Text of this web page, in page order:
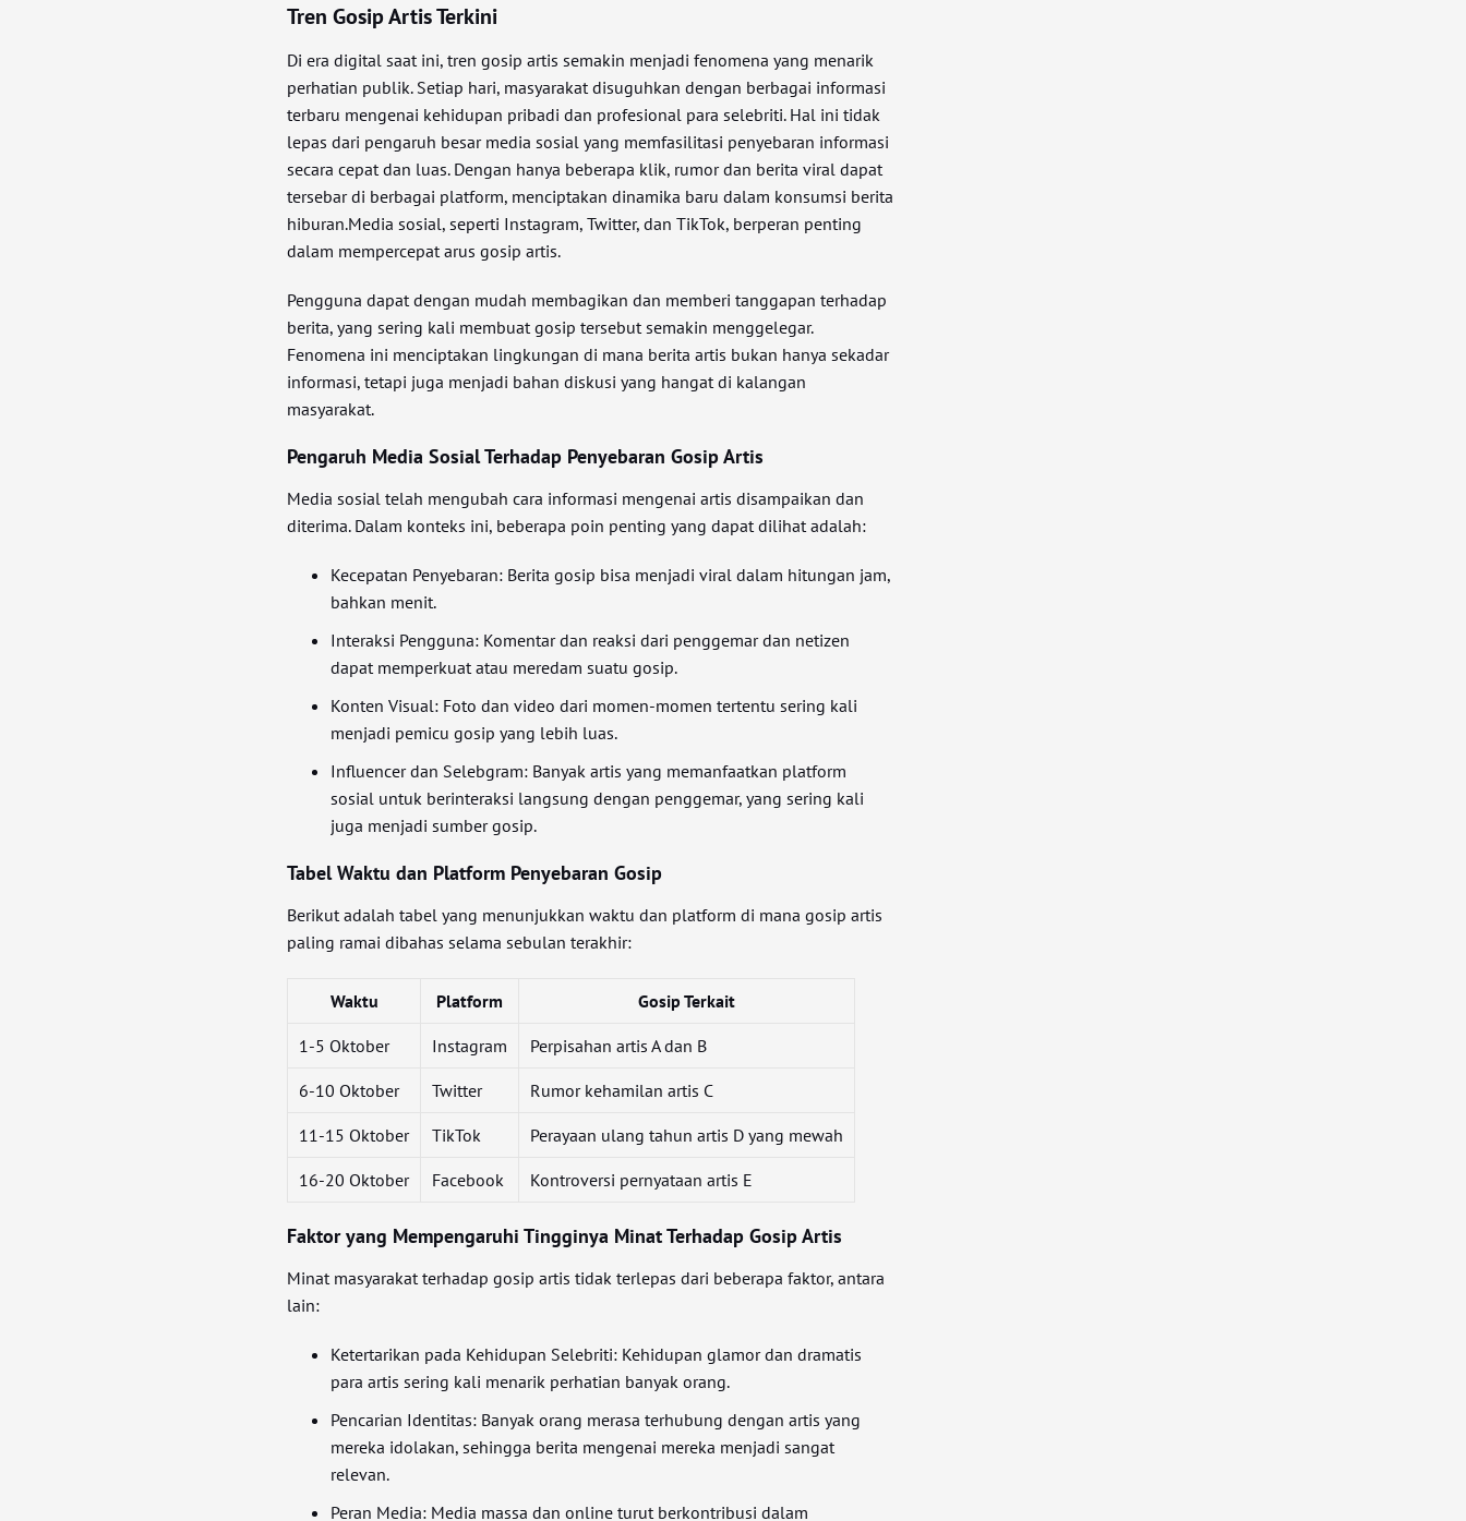
Tren Gosip Artis Terkini
Di era digital saat ini, tren gosip artis semakin menjadi fenomena yang menarik
perhatian publik. Setiap hari, masyarakat disuguhkan dengan berbagai informasi
terbaru mengenai kehidupan pribadi dan profesional para selebriti. Hal ini tidak
lepas dari pengaruh besar media sosial yang memfasilitasi penyebaran informasi
secara cepat dan luas. Dengan hanya beberapa klik, rumor dan berita viral dapat
tersebar di berbagai platform, menciptakan dinamika baru dalam konsumsi berita
hiburan.Media sosial, seperti Instagram, Twitter, dan TikTok, berperan penting
dalam mempercepat arus gosip artis.
Pengguna dapat dengan mudah membagikan dan memberi tanggapan terhadap
berita, yang sering kali membuat gosip tersebut semakin menggelegar.
Fenomena ini menciptakan lingkungan di mana berita artis bukan hanya sekadar
informasi, tetapi juga menjadi bahan diskusi yang hangat di kalangan
masyarakat.
Pengaruh Media Sosial Terhadap Penyebaran Gosip Artis
Media sosial telah mengubah cara informasi mengenai artis disampaikan dan
diterima. Dalam konteks ini, beberapa poin penting yang dapat dilihat adalah:
Kecepatan Penyebaran: Berita gosip bisa menjadi viral dalam hitungan jam,
bahkan menit.
Interaksi Pengguna: Komentar dan reaksi dari penggemar dan netizen
dapat memperkuat atau meredam suatu gosip.
Konten Visual: Foto dan video dari momen-momen tertentu sering kali
menjadi pemicu gosip yang lebih luas.
Influencer dan Selebgram: Banyak artis yang memanfaatkan platform
sosial untuk berinteraksi langsung dengan penggemar, yang sering kali
juga menjadi sumber gosip.
Tabel Waktu dan Platform Penyebaran Gosip
Berikut adalah tabel yang menunjukkan waktu dan platform di mana gosip artis
paling ramai dibahas selama sebulan terakhir:
Waktu Platform Gosip Terkait
1-5 Oktober Instagram Perpisahan artis A dan B
6-10 Oktober Twitter Rumor kehamilan artis C
11-15 Oktober TikTok Perayaan ulang tahun artis D yang mewah
16-20 Oktober Facebook Kontroversi pernyataan artis E
Faktor yang Mempengaruhi Tingginya Minat Terhadap Gosip Artis
Minat masyarakat terhadap gosip artis tidak terlepas dari beberapa faktor, antara
lain:
Ketertarikan pada Kehidupan Selebriti: Kehidupan glamor dan dramatis
para artis sering kali menarik perhatian banyak orang.
Pencarian Identitas: Banyak orang merasa terhubung dengan artis yang
mereka idolakan, sehingga berita mengenai mereka menjadi sangat
relevan.
Peran Media: Media massa dan online turut berkontribusi dalam